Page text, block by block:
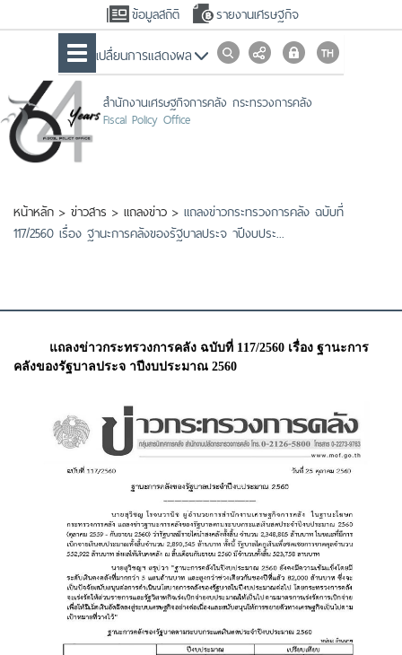
ข้อมูลสถิติ รายงานเศรษฐกิจ
เปลื่ยนการแสดงผล
สำนักงานเศรษฐกิจการคลัง กระทรวงการคลัง
Fiscal Policy Office
หน้าหลัก > ข่าวสาร > แถลงข่าว > แถลงข่าวกระทรวงการคลัง ฉบับที่
117/2560 เรื่อง ฐานะการคลังของรัฐบาลประจ าปีงบประ...
แถลงข่าวกระทรวงการคลัง ฉบับที่ 117/2560 เรื่อง ฐานะการ
คลังของรัฐบาลประจ าปีงบประมาณ 2560